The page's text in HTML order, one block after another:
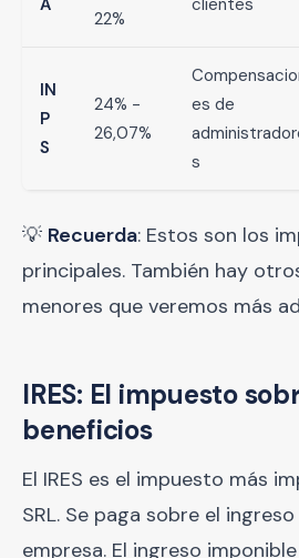
A
22%
clientes
IN
P
S
24% -
26,07%
es de
s
💡 Recuerda: Estos son los
principales. También hay
menores que veremos más
IRES: El impuesto
beneficios
El IRES es el impuesto más
SRL. Se paga sobre el
empresa. El ingreso